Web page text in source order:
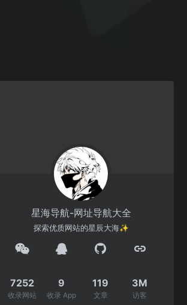
星海导航-网址导航大全
探索优质网站的星辰大海✨
7252
收录网站
9
收录 App
119
文章
3M
访客